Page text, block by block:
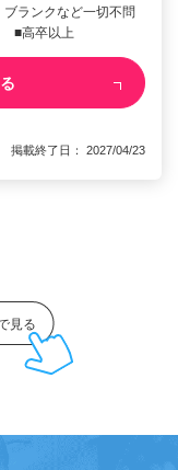
ランクなど一切不問
■高卒以上
掲載終了日： 2027/04/23